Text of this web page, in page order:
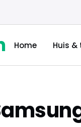
Home Huis &